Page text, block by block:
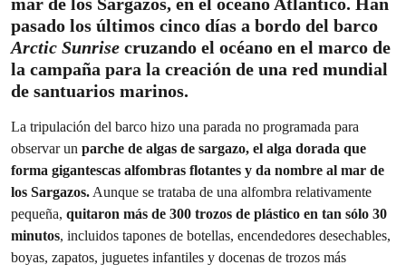
pasado los últimos cinco días a bordo del barco
Arctic Sunrise cruzando el océano en el marco de
la campaña para la creación de una red mundial
de santuarios marinos.
La tripulación del barco hizo una parada no programada para
observar un parche de algas de sargazo, el alga dorada que
forma gigantescas alfombras flotantes y da nombre al mar de
los Sargazos.Aunque se trataba de una alfombra relativamente
pequeña, quitaron más de 300 trozos de plástico en tan sólo 30
minutos, incluidos tapones de botellas, encendedores desechables,
boyas, zapatos, juguetes infantiles y docenas de trozos más